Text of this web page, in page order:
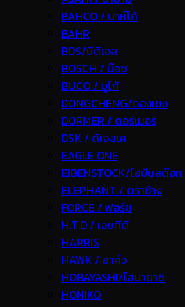
BAHCO / บาห์โก้
BAHR
BDS/บีดีเอส
BOSCH / บ๊อช
BUCO / บูโก้
DONGCHENG/ดองเชง
DORMER / ดอร์เมอร์
DSK / ดีเอสเค
EAGLE ONE
EIBENSTOCK/ไอบีนสต๊อก
ELEPHANT / ตราช้าง
FORCE / ฟอร์ช
H.T.D / เอชทีดี
HARRIS
HAWK / ฮาค์ว
HOBAYASHI/โฮบายาชิ
HONIKO